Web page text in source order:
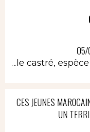
05/
...le castré,
CES JEUNES
UN